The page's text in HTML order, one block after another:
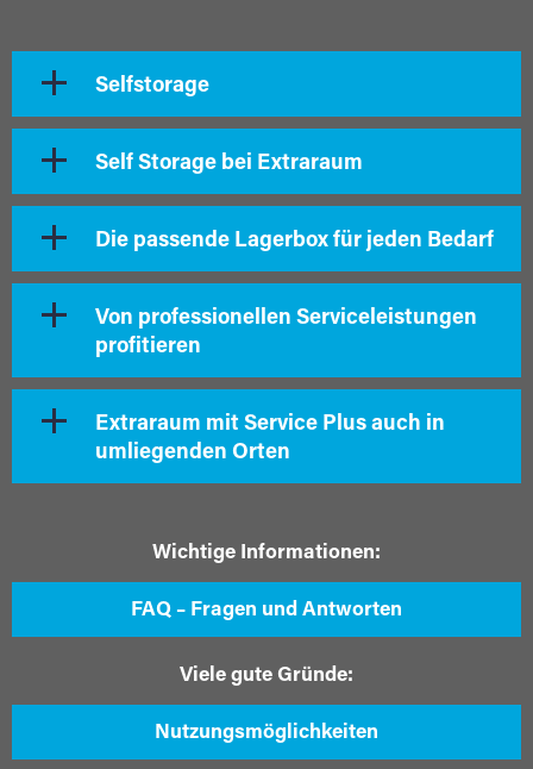
Selfstorage
Self Storage bei Extraraum
Die passende Lagerbox für jeden Bedarf
Von professionellen Serviceleistungen
profitieren
Extraraum mit Service Plus auch in
umliegenden Orten
Wichtige Informationen:
FAQ – Fragen und Antworten
Viele gute Gründe:
Nutzungsmöglichkeiten